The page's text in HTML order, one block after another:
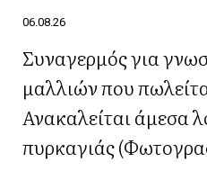
06.08.26
Συναγερμός για
μαλλιών που
Ανακαλείται άμεσα
πυρκαγιάς